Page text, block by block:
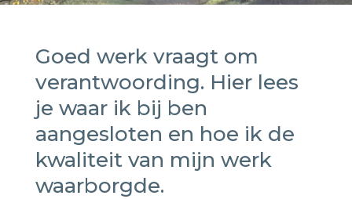
Goed werk vraagt om
verantwoording. Hier lees
je waar ik bij ben
aangesloten en hoe ik de
kwaliteit van mijn werk
waarborgde.